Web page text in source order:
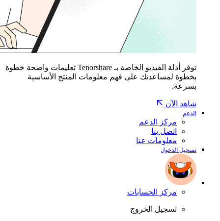
توفر أدلة الفيديو الخاصة بـ Tenorshare تعليمات واضحة خطوة
بخطوة لمساعدتك على فهم معلومات المنتج الأساسية
بسرعة.
شاهد الآن
الدعم
مركز الدعم
اتصل بنا
معلومات عنا
تسجيل الدخول
مركز الحسابات
تسجيل الخروج